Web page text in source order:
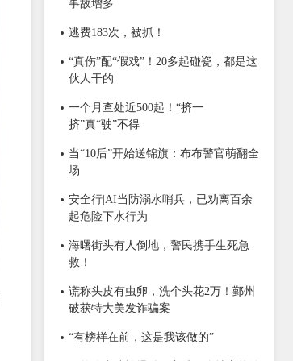
事故增多
逃费183次，被抓！
“真伤”配“假戏”！20多起碰瓷，都是这
伙人干的
一个月查处近500起！“挤一
挤”真“驶”不得
当“10后”开始送锦旗：布布警官萌翻全
场
安全行|AI当防溺水哨兵，已劝离百余
起危险下水行为
海曙街头有人倒地，警民携手生死急
救！
谎称头皮有虫卵，洗个头花2万！鄞州
破获特大美发诈骗案
“有榜样在前，这是我该做的”